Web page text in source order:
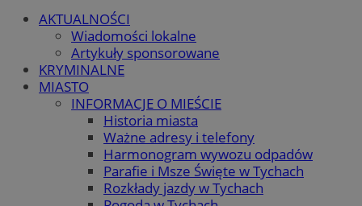
AKTUALNOŚCI
Wiadomości lokalne
Artykuły sponsorowane
KRYMINALNE
MIASTO
INFORMACJE O MIEŚCIE
Historia miasta
Ważne adresy i telefony
Harmonogram wywozu odpadów
Parafie i Msze Święte w Tychach
Rozkłady jazdy w Tychach